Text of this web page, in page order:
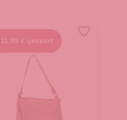
11,99 € gespart